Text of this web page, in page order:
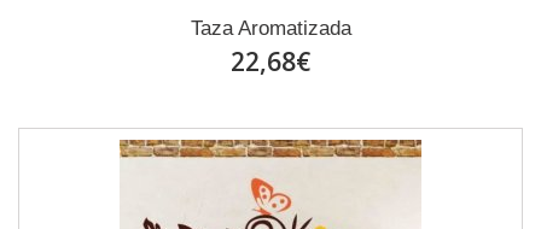
Taza Aromatizada
22,68€